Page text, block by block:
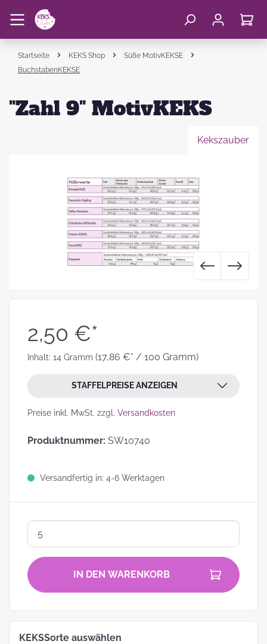
Startseite KEKS Shop
Süße MotivKEKSE
BuchstabenKEKSE
"Zahl 9" MotivKEKS
Kekszauber
2,50 €*
Inhalt: 14 Gramm (17,86 €* / 100 Gramm)
STAFFELPREISE ANZEIGEN
Preise inkl. MwSt. zzgl. Versandkosten
Produktnummer: SW10740
Versandfertig in: 4-6 Werktagen
IN DEN WARENKORB
KEKSSorte auswählen